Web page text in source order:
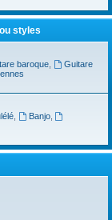
styles
baroque,
Guitare
, Banjo,